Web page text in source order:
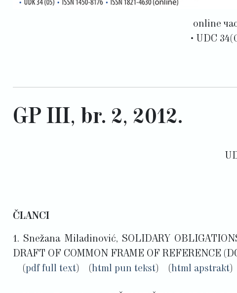
online
• UDC
GP III, br. 2, 2012.
ČLANCI
1. Snežana Miladinović, SOLIDARY
DRAFT OF COMMON FRAME OF REFERENCE
( pdf full text ) (html pun tekst ) (html apstrakt )